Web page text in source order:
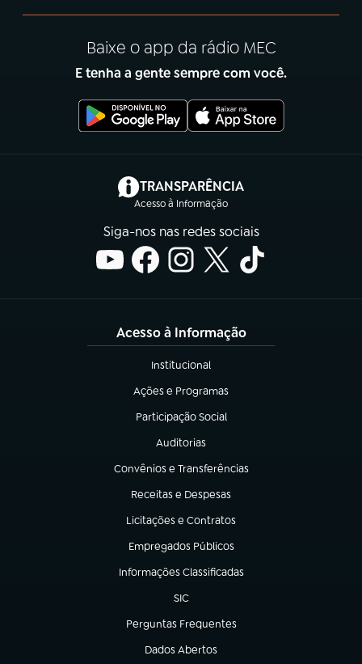
Baixe o app da rádio MEC
E tenha a gente sempre com você.
TRANSPARÊNCIA
Acesso à Informação
(abre em nova aba)
Siga-nos nas redes sociais
Acesso à Informação
Institucional
(abre em nova aba)
Ações e Programas
(abre em nova aba)
Participação Social
(abre em nova aba)
Auditorias
(abre em nova aba)
Convênios e Transferências
(abre em nova aba)
Receitas e Despesas
(abre em nova aba)
Licitações e Contratos
(abre em nova aba)
Empregados Públicos
(abre em nova aba)
Informações Classificadas
(abre em nova aba)
SIC
(abre em nova aba)
Perguntas Frequentes
(abre em nova aba)
Dados Abertos
(abre em nova aba)